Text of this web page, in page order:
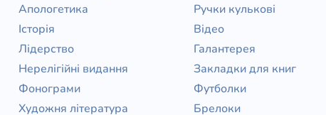
Апологетика
Історія
Лідерство
Нерелігійні видання
Фонограми
Художня література
Ручки кулькові
Відео
Галантерея
Закладки для книг
Футболки
Брелоки